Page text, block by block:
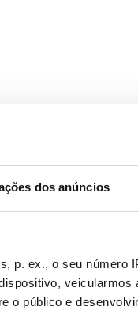
dos anúncios
p. ex., o seu número
veicularmos
o público e